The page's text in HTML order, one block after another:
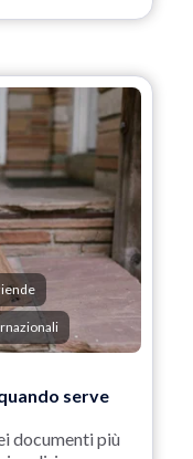
serve
documenti più